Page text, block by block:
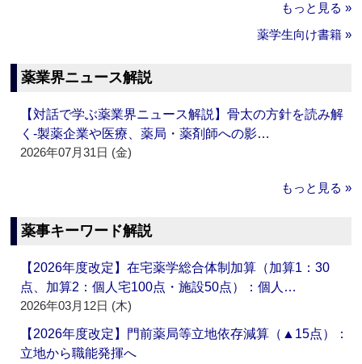
もっと見る »
薬学生向け書籍 »
薬業界ニュース解説
【対話で学ぶ薬業界ニュース解説】骨太の方針を読み解
く‐製薬企業や医療、薬局・薬剤師への影…
2026年07月31日 (金)
もっと見る »
薬事キーワード解説
【2026年度改定】在宅薬学総合体制加算（加算1：30
点、加算2：個人宅100点・施設50点）：個人…
2026年03月12日 (木)
【2026年度改定】門前薬局等立地依存減算（▲15点）：
立地から職能発揮へ